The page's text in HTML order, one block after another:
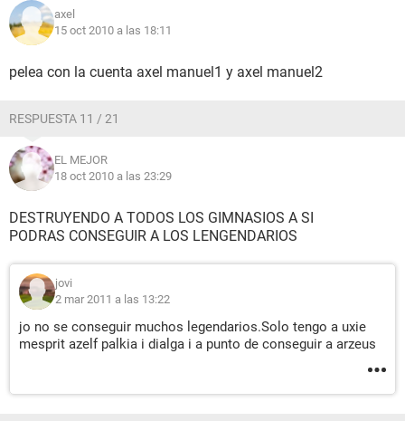
axel
15 oct 2010 a las 18:11
pelea con la cuenta axel manuel1 y axel manuel2
RESPUESTA 11 / 21
EL MEJOR
18 oct 2010 a las 23:29
DESTRUYENDO A TODOS LOS GIMNASIOS A SI
PODRAS CONSEGUIR A LOS LENGENDARIOS
jovi
2 mar 2011 a las 13:22
jo no se conseguir muchos legendarios.Solo tengo a uxie
mesprit azelf palkia i dialga i a punto de conseguir a arzeus